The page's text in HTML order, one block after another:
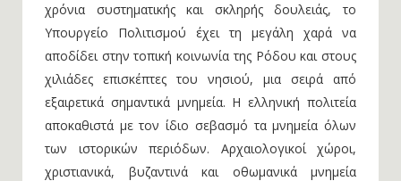
χρόνια συστηματικής και σκληρής δουλειάς, το
Υπουργείο Πολιτισμού έχει τη μεγάλη χαρά να
αποδίδει στην τοπική κοινωνία της Ρόδου και στους
χιλιάδες επισκέπτες του νησιού, μια σειρά από
εξαιρετικά σημαντικά μνημεία. Η ελληνική πολιτεία
αποκαθιστά με τον ίδιο σεβασμό τα μνημεία όλων
των ιστορικών περιόδων. Αρχαιολογικοί χώροι,
χριστιανικά, βυζαντινά και οθωμανικά μνημεία